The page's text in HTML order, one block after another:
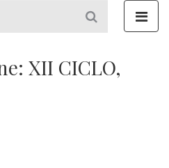
XII CICLO,